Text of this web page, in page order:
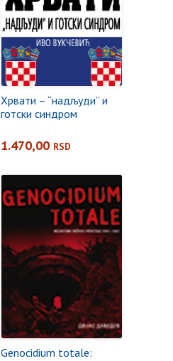
Хрвати – “надљуди” и
готски синдром
1.470,00 RSD
Genocidium totale: